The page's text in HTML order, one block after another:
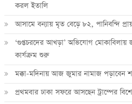
করল ইতালি
আসামে বন্যায় মৃত বেড়ে ৮২, পানিবন্দি
‘গুপ্তচরদের আখড়া’ অভিযোগ মোকাবিলায়
কার্যক্রম শুরু
মক্কা-মদিনায় আজ জুমার নামাজ পড়াবেন
প্রথমবার ঢাকা সফরে আসছেন ট্রাম্পের